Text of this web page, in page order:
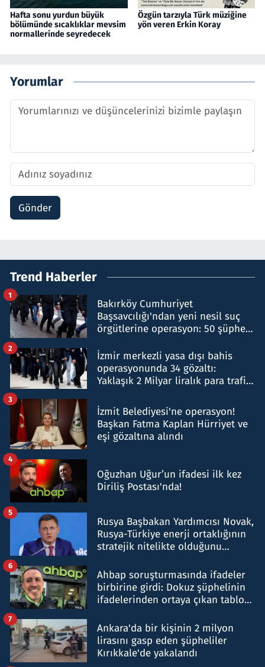
Hafta sonu yurdun büyük
bölümünde sıcaklıklar mevsim
normallerinde seyredecek
Özgün tarzıyla Türk müziğine
yön veren Erkin Koray
Yorumlar
Gönder
Trend Haberler
Bakırköy Cumhuriyet
Başsavcılığı'ndan yeni nesil suç
örgütlerine operasyon: 50 şüpheli
1
İzmir merkezli yasa dışı bahis
operasyonunda 34 gözaltı:
Yaklaşık 2 Milyar liralık para trafiği
2
İzmit Belediyesi'ne operasyon!
Başkan Fatma Kaplan Hürriyet ve
eşi gözaltına alındı
3
Oğuzhan Uğur’un ifadesi ilk kez
Diriliş Postası'nda!
4
Rusya Başbakan Yardımcısı Novak,
Rusya-Türkiye enerji ortaklığının
stratejik nitelikte olduğunu
5
Ahbap soruşturmasında ifadeler
birbirine girdi: Dokuz şüphelinin
ifadelerinden ortaya çıkan tablo
6
Ankara'da bir kişinin 2 milyon
lirasını gasp eden şüpheliler
Kırıkkale'de yakalandı
7